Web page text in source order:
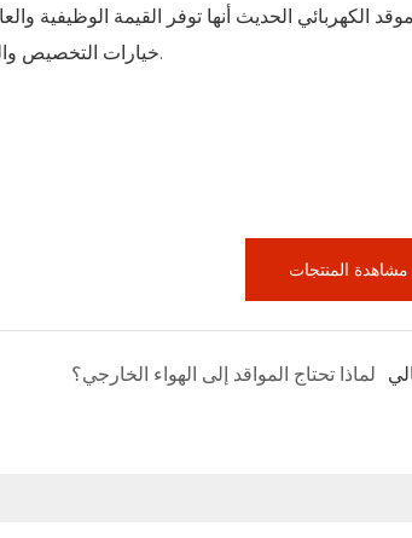
الكهربائي الحديثأنها توفر القيمة الوظيفية
خيارات التخصيص والملمس والإضاءة ، لا تزال المواقد واحدة من أكثر الميزات المرغوبة في تصميم المنزل.
مشاهدة المنتجات
لماذا تحتاج المواقد إلى الهواء الخارجي؟